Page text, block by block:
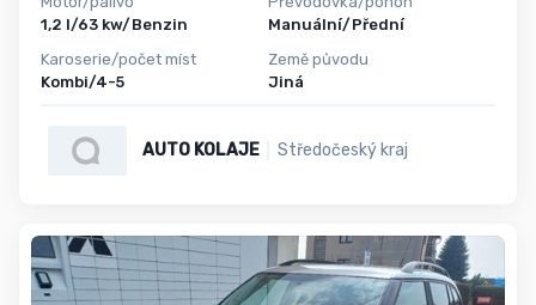
1,2 l/63 kw/Benzin
Karoserie/počet míst
Kombi/4-5
Manuální/Přední
Země původu
Jiná
AUTO KOLAJE Středočeský kraj